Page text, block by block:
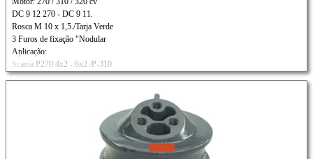
DC 9 12 270 - DC 9 11.
Rosca M 10 x 1,5./Tarja Verde
3 Furos de fixação "Nodular
Aplicação:
Scania P270 4x2 - 6x2 /P-310
Ônibus K-270 / K310